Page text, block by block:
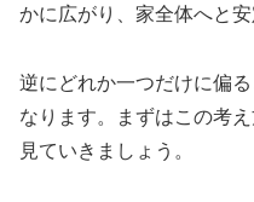
かに広がり、家全体へと安
逆にどれか一つだけに偏
なります。まずはこの考
見ていきましょう。